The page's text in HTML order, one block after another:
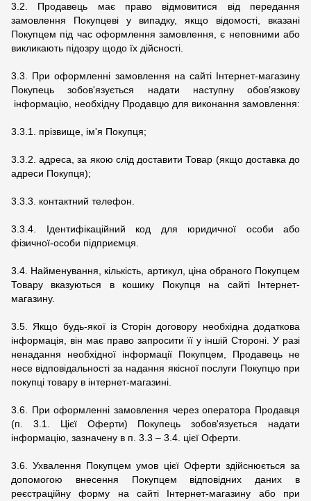
3.2. Продавець має право відмовитися від передання
замовлення Покупцеві у випадку, якщо відомості, вказані
Покупцем під час оформлення замовлення, є неповними або
викликають підозру щодо їх дійсності.
3.3. При оформленні замовлення на сайті Інтернет-магазину
Покупець зобов'язується надати наступну обов’язкову
інформацію, необхідну Продавцю для виконання замовлення:
3.3.1. прізвище, ім'я Покупця;
3.3.2. адреса, за якою слід доставити Товар (якщо доставка до
адреси Покупця);
3.3.3. контактний телефон.
3.3.4. Ідентифікаційний код для юридичної особи або
фізичної-особи підприємця.
3.4. Найменування, кількість, артикул, ціна обраного Покупцем
Товару вказуються в кошику Покупця на сайті Інтернет-
магазину.
3.5. Якщо будь-якої із Сторін договору необхідна додаткова
інформація, він має право запросити її у іншій Стороні. У разі
ненадання необхідної інформації Покупцем, Продавець не
несе відповідальності за надання якісної послуги Покупцю при
покупці товару в інтернет-магазині.
3.6. При оформленні замовлення через оператора Продавця
(п. 3.1. Цієї Оферти) Покупець зобов'язується надати
інформацію, зазначену в п. 3.3 – 3.4. цієї Оферти.
3.6. Ухвалення Покупцем умов цієї Оферти здійснюється за
допомогою внесення Покупцем відповідних даних в
реєстраційну форму на сайті Інтернет-магазину або при